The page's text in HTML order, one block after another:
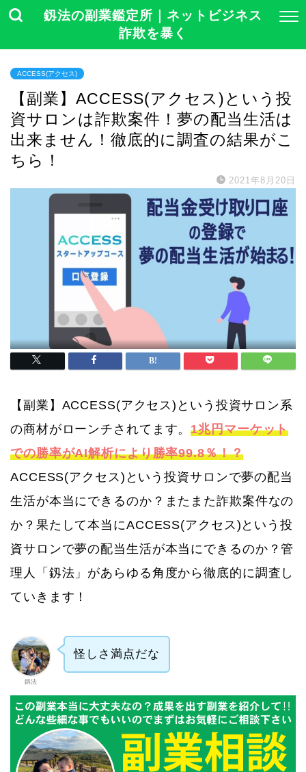
釼法の副業鑑定所｜ネットビジネス
詐欺を暴く
ACCESS(アクセス)
【副業】ACCESS(アクセス)という投
資サロンは詐欺案件！夢の配当生活は
出来ません！徹底的に調査の結果がこ
ちら！
2021年8月20日
【副業】ACCESS(アクセス)という投資サロン系
の商材がローンチされてます。1兆円マーケット
での勝率がAI解析により勝率99.8％！？
ACCESS(アクセス)という投資サロンで夢の配当
生活が本当にできるのか？またまた詐欺案件なの
か？果たして本当にACCESS(アクセス)という投
資サロンで夢の配当生活が本当にできるのか？管
理人「釼法」があらゆる角度から徹底的に調査し
ていきます！
釼法
怪しさ満点だな